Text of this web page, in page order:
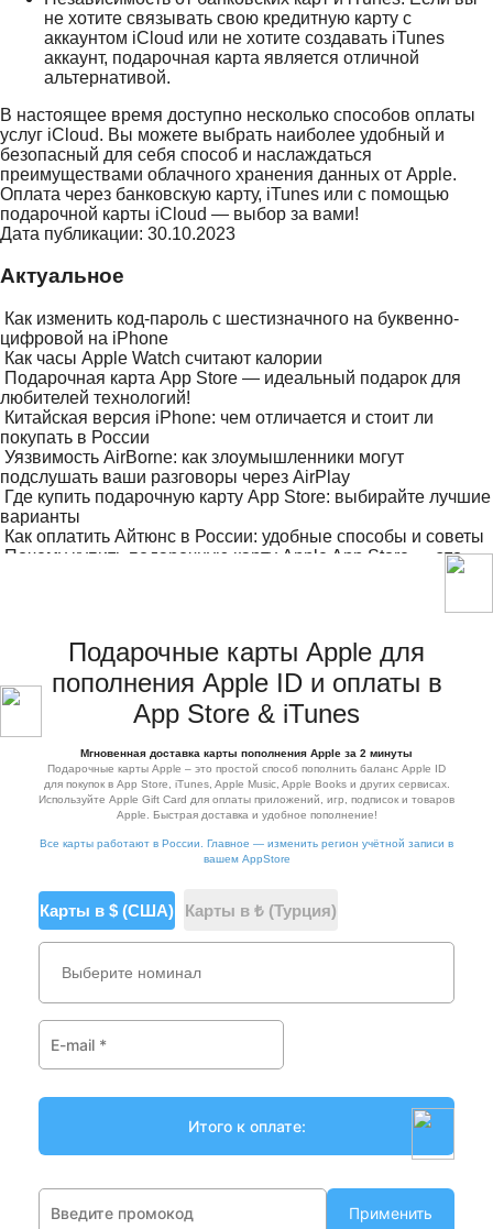
не хотите связывать свою кредитную карту с
аккаунтом iCloud или не хотите создавать iTunes
аккаунт, подарочная карта является отличной
альтернативой.
В настоящее время доступно несколько способов оплаты
услуг iCloud. Вы можете выбрать наиболее удобный и
безопасный для себя способ и наслаждаться
преимуществами облачного хранения данных от Apple.
Оплата через банковскую карту, iTunes или с помощью
подарочной карты iCloud — выбор за вами!
Дата публикации: 30.10.2023
Актуальное
Как изменить код-пароль с шестизначного на буквенно-
цифровой на iPhone
Как часы Apple Watch считают калории
Подарочная карта App Store — идеальный подарок для
любителей технологий!
Китайская версия iPhone: чем отличается и стоит ли
покупать в России
Уязвимость AirBorne: как злоумышленники могут
подслушать ваши разговоры через AirPlay
Где купить подарочную карту App Store: выбирайте лучшие
варианты
Как оплатить Айтюнс в России: удобные способы и советы
Почему купить подарочную карту Apple App Store — это
Подарочные карты Apple для
пополнения Apple ID и оплаты в
App Store & iTunes
Мгновенная доставка карты пополнения Apple за 2 минуты
Подарочные карты Apple – это простой способ пополнить баланс Apple ID
для покупок в App Store, iTunes, Apple Music, Apple Books и других сервисах.
Используйте Apple Gift Card для оплаты приложений, игр, подписок и товаров
Apple. Быстрая доставка и удобное пополнение!
Все карты работают в России. Главное — изменить регион учётной записи в
вашем AppStore
Карты в $ (США) Карты в ₺ (Турция)
Выберите номинал
Применить